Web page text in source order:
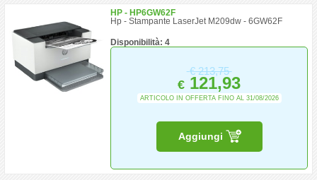
HP - HP6GW62F
Hp - Stampante LaserJet M209dw - 6GW62F
Disponibilità: 4
€213,75
€ 121,93
ARTICOLO IN OFFERTA FINO AL 31/08/2026
Aggiungi